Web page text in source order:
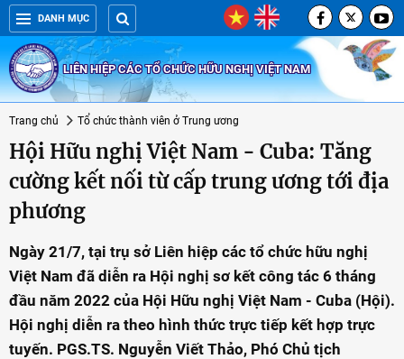
DANH MỤC
LIÊN HIỆP CÁC TỔ CHỨC HỮU NGHỊ VIỆT NAM
Trang chủ Tổ chức thành viên ở Trung ương
Hội Hữu nghị Việt Nam - Cuba: Tăng
cường kết nối từ cấp trung ương tới địa
phương
Ngày 21/7, tại trụ sở Liên hiệp các tổ chức hữu nghị
Việt Nam đã diễn ra Hội nghị sơ kết công tác 6 tháng
đầu năm 2022 của Hội Hữu nghị Việt Nam - Cuba (Hội).
Hội nghị diễn ra theo hình thức trực tiếp kết hợp trực
tuyến. PGS.TS. Nguyễn Viết Thảo, Phó Chủ tịch